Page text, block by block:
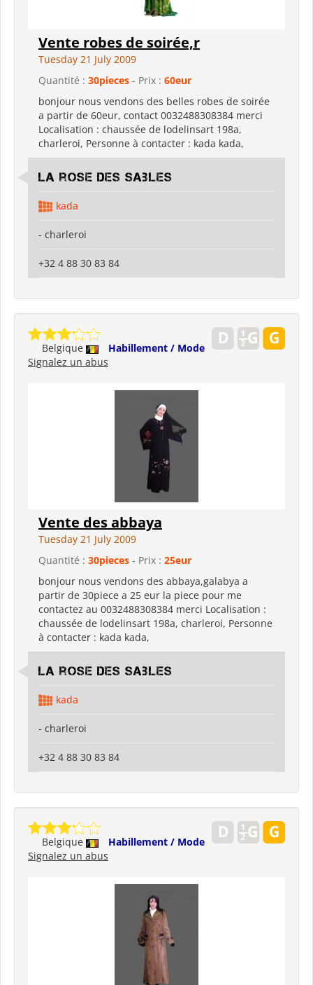
Vente robes de soirée,r
Tuesday 21 July 2009
Quantité : 30pieces - Prix : 60eur
bonjour nous vendons des belles robes de soirée
a partir de 60eur, contact 0032488308384 merci
Localisation : chaussée de lodelinsart 198a,
charleroi, Personne à contacter : kada kada,
la rose des sables
kada
- charleroi
+32 4 88 30 83 84
Belgique
Habillement / Mode
Signalez un abus
Vente des abbaya
Tuesday 21 July 2009
Quantité : 30pieces - Prix : 25eur
bonjour nous vendons des abbaya,galabya a
partir de 30piece a 25 eur la piece pour me
contactez au 0032488308384 merci Localisation :
chaussée de lodelinsart 198a, charleroi, Personne
à contacter : kada kada,
la rose des sables
kada
- charleroi
+32 4 88 30 83 84
Belgique
Habillement / Mode
Signalez un abus